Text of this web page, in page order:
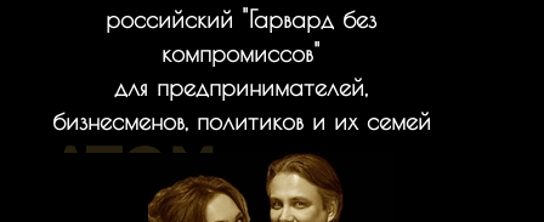
российский "Гарвард без
компромиссов"
для предпринимателей,
бизнесменов, политиков и их семей
ATOM
Где вместо лекций — персональная трансформация